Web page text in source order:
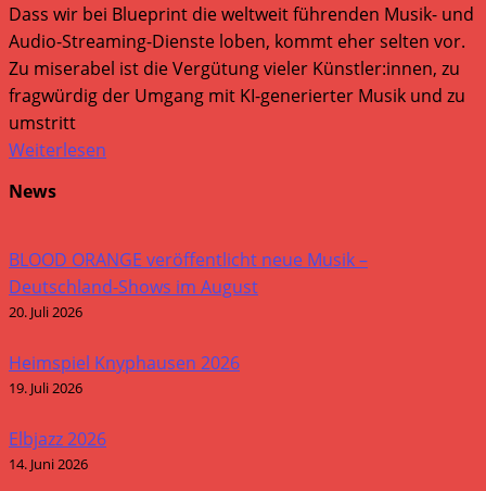
Dass wir bei Blueprint die weltweit führenden Musik- und
Audio-Streaming-Dienste loben, kommt eher selten vor.
Zu miserabel ist die Vergütung vieler Künstler:innen, zu
fragwürdig der Umgang mit KI-generierter Musik und zu
umstritt
Weiterlesen
News
BLOOD ORANGE veröffentlicht neue Musik –
Deutschland-Shows im August
20. Juli 2026
Heimspiel Knyphausen 2026
19. Juli 2026
Elbjazz 2026
14. Juni 2026